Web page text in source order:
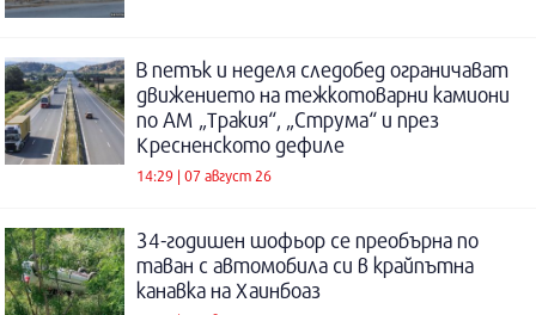
В петък и неделя следобед ограничават
движението на тежкотоварни камиони
по АМ „Тракия“, „Струма“ и през
Кресненското дефиле
14:29 | 07 август 26
34-годишен шофьор се преобърна по
таван с автомобила си в крайпътна
канавка на Хаинбоаз